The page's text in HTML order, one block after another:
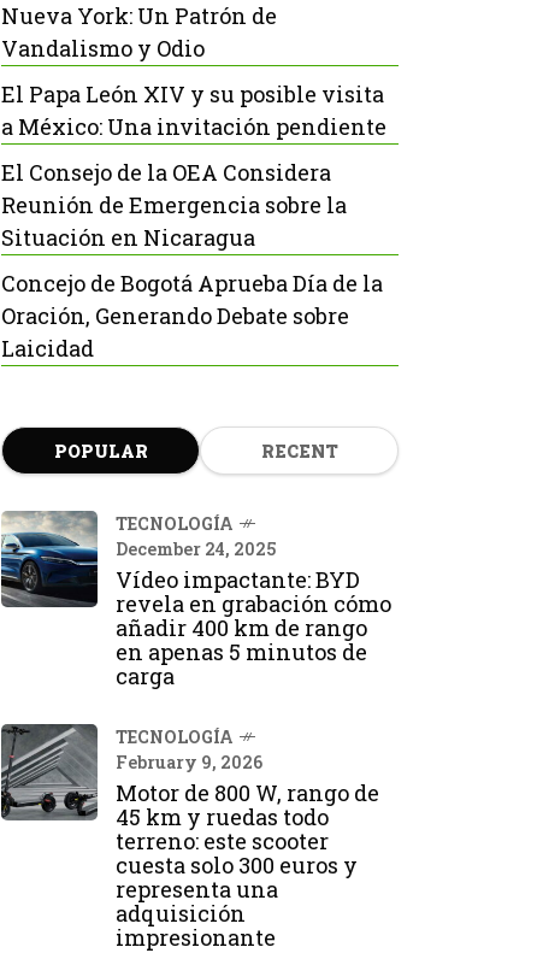
Nueva York: Un Patrón de
Vandalismo y Odio
El Papa León XIV y su posible visita
a México: Una invitación pendiente
El Consejo de la OEA Considera
Reunión de Emergencia sobre la
Situación en Nicaragua
Concejo de Bogotá Aprueba Día de la
Oración, Generando Debate sobre
Laicidad
POPULAR RECENT
TECNOLOGÍA
December 24, 2025
Vídeo impactante: BYD
revela en grabación cómo
añadir 400 km de rango
en apenas 5 minutos de
carga
TECNOLOGÍA
February 9, 2026
Motor de 800 W, rango de
45 km y ruedas todo
terreno: este scooter
cuesta solo 300 euros y
representa una
adquisición
impresionante